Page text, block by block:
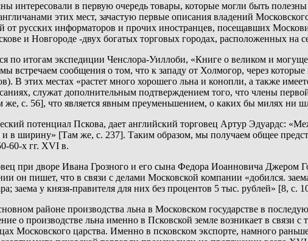
интересовали в первую очередь товары, которые могли быть
этих мест, зачастую первые описания владений
от русских информаторов и прочих иностранцев, посещавших
и Новгороде -двух богатых торговых городах, расположенных на
по итогам экспедиции Ченслора-Уиллоби, «Книге о великом и
встречаем сообщения о том, что к западу от Холмогор, через
В этих местах «растет много хорошего льна и конопли, а также
служат дополнительным подтверждением того, что члены
же, с. 56], что является явным преуменьшением, о каких бы милях ни
потенциал Пскова, дает английский торговец Артур Эдуардс:
и в ширину» [Там же, с. 237]. Таким образом, мы получаем общее
60-х гг. XVI в.
при дворе Ивана Грозного и его сына Федора Иоанновича Джером
он пишет, что в связи с делами Московской компании «добился.
заема у князя-правителя для них без процентов 5 тыс. рублей» [8, с.
районе производства льна в Московском государстве в
о производстве льна именно в Псковской земле возникает в
Московского царства. Именно в псковском экспорте, намного